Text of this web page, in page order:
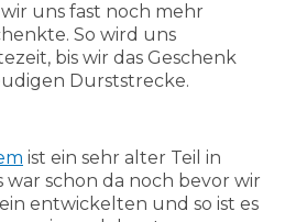
uns fast noch mehr
So wird uns
bis wir das Geschenk
Durststrecke.
ist ein sehr alter Teil in
war schon da noch bevor wir
entwickelten und so ist es